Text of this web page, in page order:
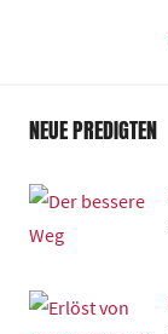
NEUE PREDIGTEN